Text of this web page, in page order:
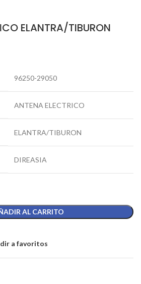
ELANTRA/TIBURON
96250-29050
ANTENA ELECTRICO
ELANTRA/TIBURON
DIREASIA
AL CARRITO
a favoritos